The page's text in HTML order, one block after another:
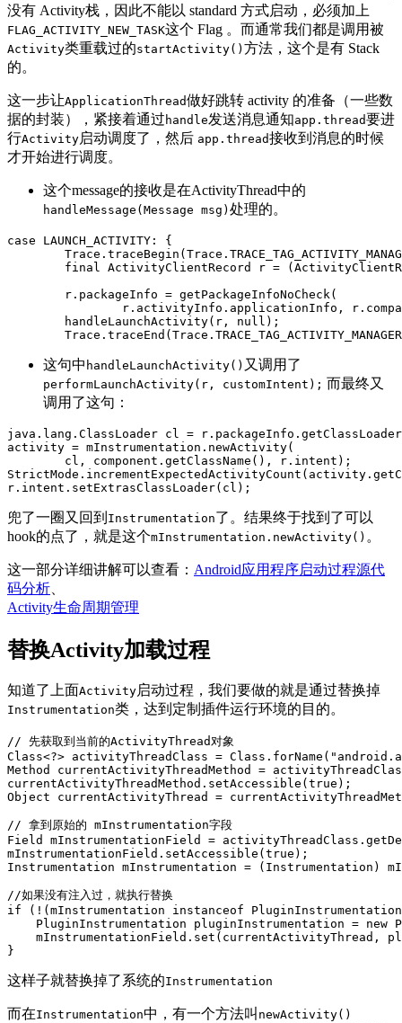
没有 Activity栈，因此不能以 standard 方式启动，必须加上
FLAG_ACTIVITY_NEW_TASK这个 Flag 。而通常我们都是调用被
Activity类重载过的startActivity() 方法，这个是有 Stack
的。
这一步让ApplicationThread做好跳转 activity 的准备（一些数
据的封装），紧接着通过 handle发送消息通知app.thread要进
行Activity 启动调度了，然后 app.thread接收到消息的时候
才开始进行调度。
这个message的接收是在ActivityThread中的
handleMessage(Message msg) 处理的。
case LAUNCH_ACTIVITY:
{
Trace . traceBegin (Trace .
final
ActivityClientRecord r = (
r . packageInfo = getPackageInfoNoCheck (
r . activityInfo . applicationInfo , r .
handleLaunchActivity( r , null );
Trace . traceEnd (Trace . TRACE_TAG_ACTIVITY_MANAGER
这句中 handleLaunchActivity() 又调用了
performLaunchActivity(r, customIntent); 而最终又
调用了这句：
java . lang . ClassLoader cl = r . packageInfo . getClassLoader
activity = mInstrumentation . newActivity(
cl , component . getClassName (), r . intent );
StrictMode . incrementExpectedActivityCount ( activity .
r . intent . setExtrasClassLoader( cl );
兜了一圈又回到 Instrumentation了。结果终于找到了可以
hook的点了，就是这个mInstrumentation.newActivity() 。
这一部分详细讲解可以查看： Android应用程序启动过程源代
码分析
Activity生命周期管理
替换Activity加载过程
知道了上面Activity启动过程，我们要做的就是通过替换掉
Instrumentation类，达到定制插件运行环境的目的。
// 先获取到当前的ActivityThread对象
Class<?> activityThreadClass = Class . forName (
Method
currentActivityThreadMethod =
currentActivityThreadMethod . setAccessible ( true );
Object
currentActivityThread =
// 拿到原始的 mInstrumentation字段
Field
mInstrumentationField = activityThreadClass .
mInstrumentationField . setAccessible ( true );
Instrumentation mInstrumentation = ( Instrumentation )
//如果没有注入过，就执行替换
if
(!( mInstrumentation instanceof
PluginInstrumentation
PluginInstrumentation
pluginInstrumentation = new
mInstrumentationField . set ( currentActivityThread ,
}
这样子就替换掉了系统的Instrumentation
而在Instrumentation中，有一个方法叫 newActivity()